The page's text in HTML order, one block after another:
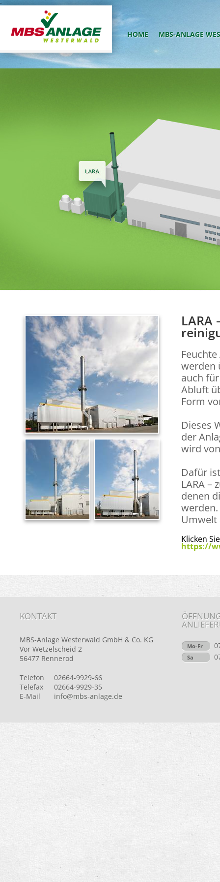
-
HOME MBS-ANLAGE
werden
auch
Abluft
Form
Dieses
der
wird
Dafür
LARA –
denen
Umwelt
Klicken
https://
KONTAKT
MBS-Anlage Westerwald GmbH & Co. KG
Vor Wetzelscheid 2
56477 Rennerod
Telefon
02664-9929-66
Telefax
02664-9929-35
E-Mail
info@mbs-anlage.de
Mo-Fr
Sa